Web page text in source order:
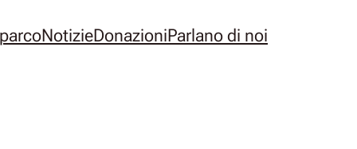
NotizieDonazioniParlano di noi